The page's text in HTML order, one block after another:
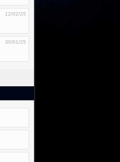
12/02/25
30/01/25